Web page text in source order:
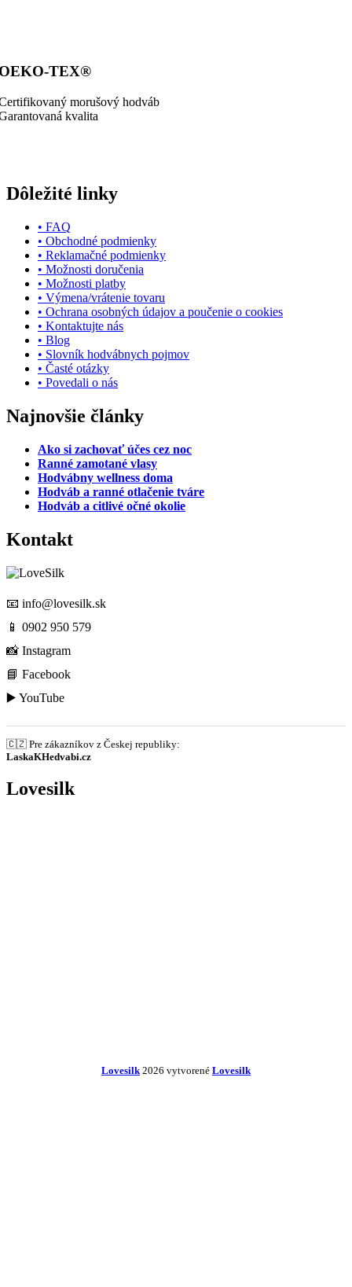
TEX®
morušový hodváb
kvalita
Dôležité linky
• FAQ
• Obchodné podmienky
• Reklamačné podmienky
• Možnosti doručenia
• Možnosti platby
• Výmena/vrátenie tovaru
• Ochrana osobných údajov a poučenie o cookies
• Kontaktujte nás
• Blog
• Slovník hodvábnych pojmov
• Časté otázky
• Povedali o nás
Najnovšie články
Ako si zachovať účes cez noc
Ranné zamotané vlasy
Hodvábny wellness doma
Hodváb a ranné otlačenie tváre
Hodváb a citlivé očné okolie
Kontakt
📧 info@lovesilk.sk
📱 0902 950 579
📸 Instagram
📘 Facebook
▶️ YouTube
🇨🇿 Pre zákazníkov z Českej republiky:
LaskaKHedvabi.cz
Lovesilk
Lovesilk 2026 vytvorené Lovesilk